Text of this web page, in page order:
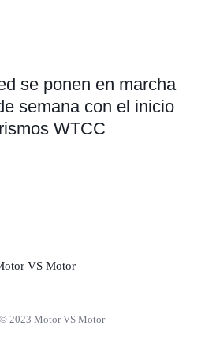
se ponen en marcha
semana con el inicio
WTCC
2023 Motor VS Motor